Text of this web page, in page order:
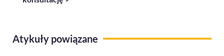
Atykuły powiązane